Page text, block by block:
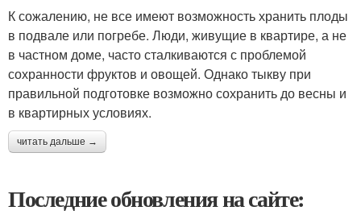
К сожалению, не все имеют возможность хранить плоды
в подвале или погребе. Люди, живущие в квартире, а не
в частном доме, часто сталкиваются с проблемой
сохранности фруктов и овощей. Однако тыкву при
правильной подготовке возможно сохранить до весны и
в квартирных условиях.
читать дальше →
Последние обновления на сайте: